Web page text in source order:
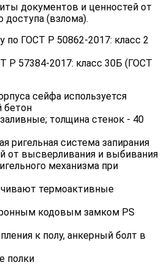
документов и ценностей от
доступа (взлома).
по ГОСТ Р 50862-2017: класс 2
Р 57384-2017: класс 30Б (ГОСТ
сейфа используется
бетон
толщина стенок - 40
ригельная система запирания
от высверливания и выбивания
механизма при
термоактивные
кодовым замком PS
к полу, анкерный болт в
полки